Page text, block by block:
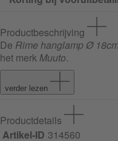
Productbeschrijving
De Rime hanglamp Ø
het merkMuuto.
verder lezen
Productdetails
Artikel-ID 314560